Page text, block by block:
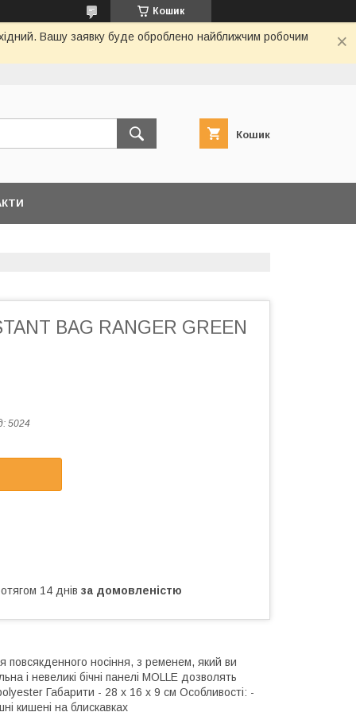
Кошик
Вашу заявку буде оброблено найближчим робочим
Кошик
BAG RANGER GREEN
5024
14 днів за домовленістю
носіння, з ременем, який ви
і невеликі бічні панелі MOLLE дозволять
Габарити - 28 х 16 х 9 см Особливості: -
кишені на блискавках